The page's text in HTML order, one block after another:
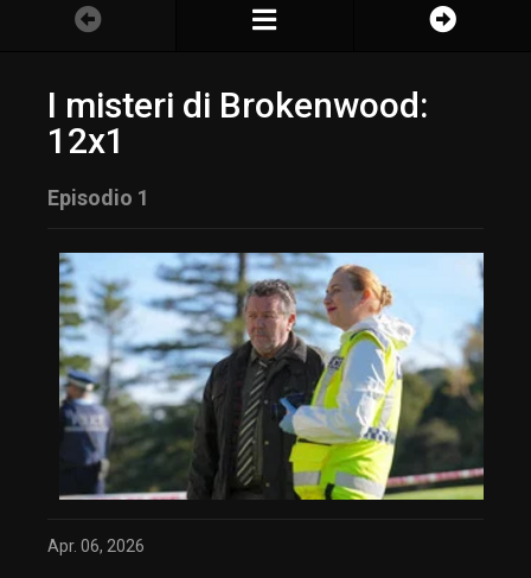
I misteri di Brokenwood:
12x1
Episodio 1
Apr. 06, 2026